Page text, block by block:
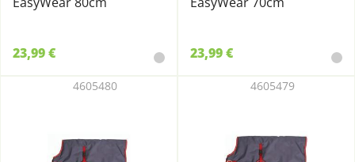
23,99 € 23,99 €
4605480 4605479